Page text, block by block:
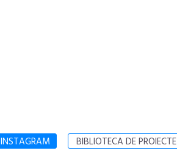
INSTAGRAM BIBLIOTECA DE PROIECTE